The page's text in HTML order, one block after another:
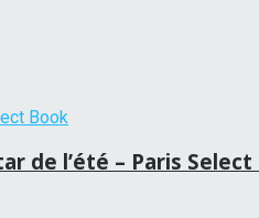
de l’été – Paris Select